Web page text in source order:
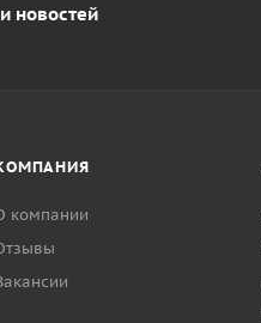
новостей
компании